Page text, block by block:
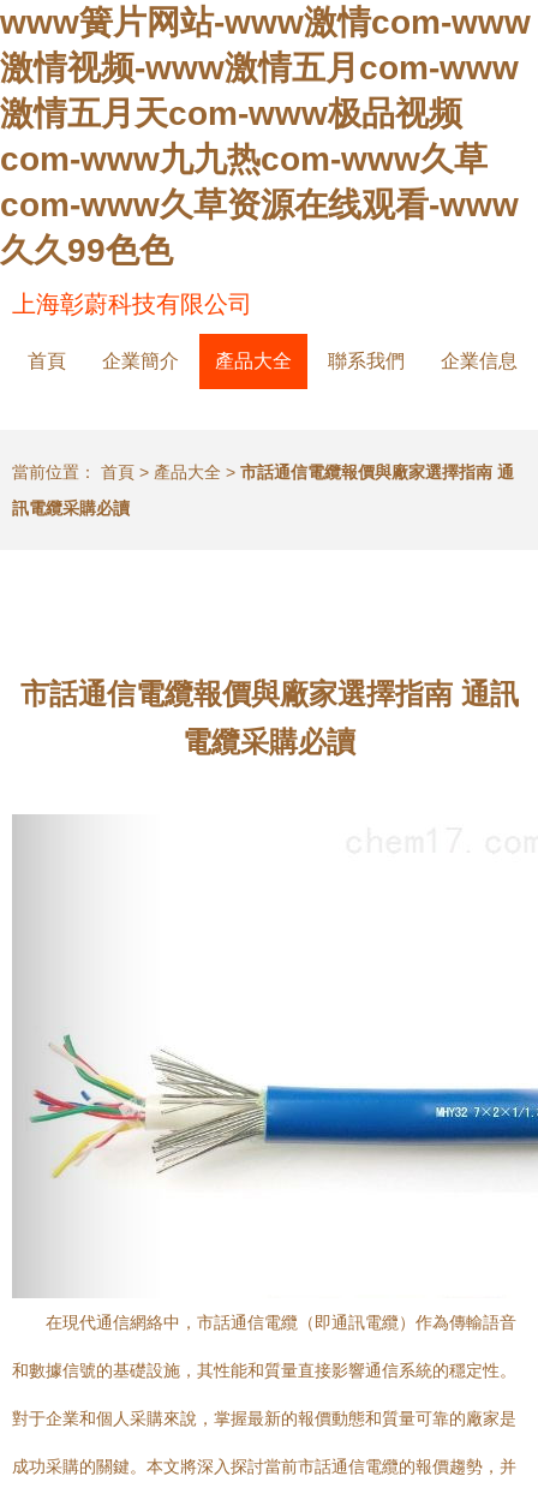
www簧片网站-www激情com-www
激情视频-www激情五月com-www
激情五月天com-www极品视频
com-www九九热com-www久草
com-www久草资源在线观看-www
久久99色色
上海彰蔚科技有限公司
首頁 企業簡介 產品大全 聯系我們 企業信息
當前位置： 首頁 > 產品大全 > 市話通信電纜報價與廠家選擇指南 通
訊電纜采購必讀
市話通信電纜報價與廠家選擇指南 通訊
電纜采購必讀
在現代通信網絡中，市話通信電纜（即通訊電纜）作為傳輸語音
和數據信號的基礎設施，其性能和質量直接影響通信系統的穩定性。
對于企業和個人采購來說，掌握最新的報價動態和質量可靠的廠家是
成功采購的關鍵。本文將深入探討當前市話通信電纜的報價趨勢，并